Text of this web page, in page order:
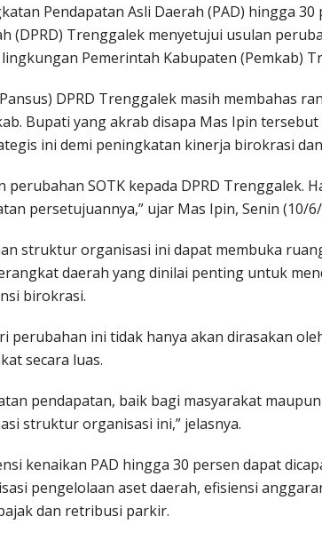
Pendapatan Asli Daerah (PAD) hingga 30
(DPRD) Trenggalek menyetujui usulan
lingkungan Pemerintah Kabupaten (Pemkab)
DPRD Trenggalek masih membahas
Bupati yang akrab disapa Mas Ipin
ini demi peningkatan kinerja birokrasi
perubahan SOTK kepada DPRD Trenggalek.
persetujuannya,” ujar Mas Ipin, Senin (10/
struktur organisasi ini dapat membuka
daerah yang dinilai penting untuk
birokrasi.
perubahan ini tidak hanya akan dirasakan
secara luas.
pendapatan, baik bagi masyarakat
struktur organisasi ini,” jelasnya.
kenaikan PAD hingga 30 persen dapat
pengelolaan aset daerah, efisiensi
dan retribusi parkir.